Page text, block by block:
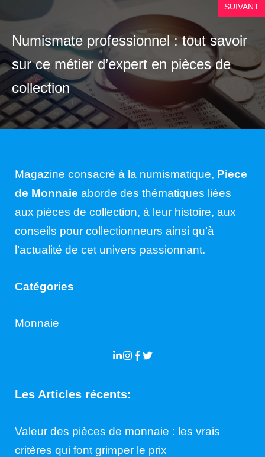
SUIVANT
Numismate professionnel : tout savoir
sur ce métier d’expert en pièces de
collection
Magazine consacré à la numismatique, Piece
de Monnaie aborde des thématiques liées
aux pièces de collection, à leur histoire, aux
conseils pour collectionneurs ainsi qu’à
l’actualité de cet univers passionnant.
Catégories
Monnaie
Les Articles récents:
Valeur des pièces de monnaie : les vrais
critères qui font grimper le prix